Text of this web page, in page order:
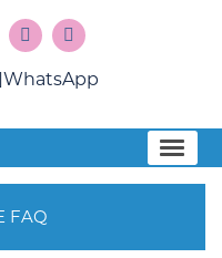
WhatsApp
FAQ